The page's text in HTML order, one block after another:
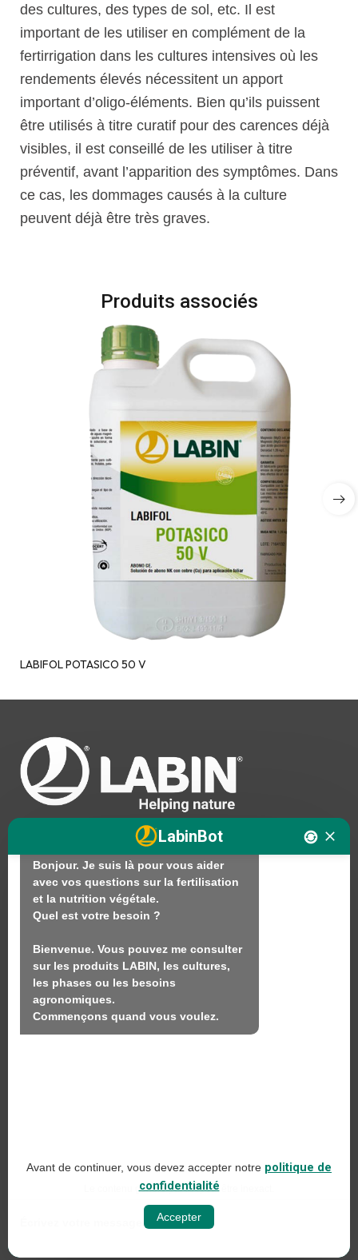
des cultures, des types de sol, etc. Il est
important de les utiliser en complément de la
fertirrigation dans les cultures intensives où les
rendements élevés nécessitent un apport
important d’oligo-éléments. Bien qu’ils puissent
être utilisés à titre curatif pour des carences déjà
visibles, il est conseillé de les utiliser à titre
préventif, avant l’apparition des symptômes. Dans
ce cas, les dommages causés à la culture
peuvent déjà être très graves.
Produits associés
LABIFOL POTASICO 50 V
Nous
Produits
Durabilité
Contact
LABIN PRODUCTS S.L.
Politique en matière de médias sociaux
Politique de confidentialité sur le web
LabinBot
Salut. Je suis LABINbot, l'assistant
technique en nutrition végétale de
En quoi puis-je vous aider ?
Bonjour. Je suis là pour vous aider
avec vos questions sur la fertilisation
et la nutrition végétale.
Quel est votre besoin ?
Bienvenue. Vous pouvez me consulter
sur les produits LABIN, les cultures,
les phases ou les besoins
agronomiques.
Commençons quand vous voulez.
Le contenu généré par l'IA peut être inexact.
Avant de continuer, vous devez accepter notre politique de
confidentialité
Accepter